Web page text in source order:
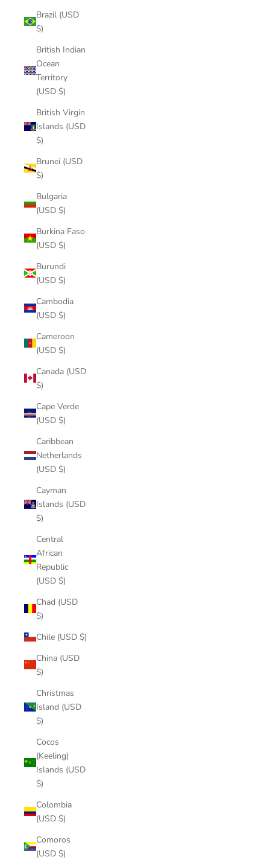
Brazil (USD
$)
British Indian
Ocean
Territory
(USD $)
British Virgin
Islands (USD
$)
Brunei (USD
$)
Bulgaria
(USD $)
Burkina Faso
(USD $)
Burundi
(USD $)
Cambodia
(USD $)
Cameroon
(USD $)
Canada (USD
$)
Cape Verde
(USD $)
Caribbean
Netherlands
(USD $)
Cayman
Islands (USD
$)
Central
African
Republic
(USD $)
Chad (USD
$)
Chile (USD $)
China (USD
$)
Christmas
Island (USD
$)
Cocos
(Keeling)
Islands (USD
$)
Colombia
(USD $)
Comoros
(USD $)